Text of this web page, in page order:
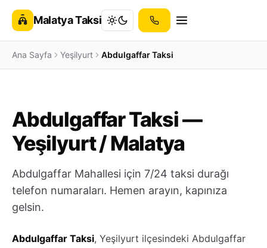
Malatya Taksi
Ana Sayfa Yeşilyurt Abdulgaffar Taksi
Abdulgaffar Taksi —
Yeşilyurt / Malatya
Abdulgaffar Mahallesi için 7/24 taksi durağı
telefon numaraları. Hemen arayın, kapınıza
gelsin.
Abdulgaffar Taksi, Yeşilyurt ilçesindeki Abdulgaffar